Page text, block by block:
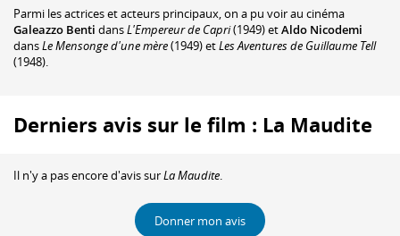
Parmi les actrices et acteurs principaux, on a pu voir au cinéma
Galeazzo Benti dansL'Empereur de Capri(1949) etAldo Nicodemi
dansLe Mensonge d'une mère(1949) etLes Aventures de Guillaume Tell
(1948).
Derniers avis sur le film : La Maudite
Il n'y a pas encore d'avis surLa Maudite.
Donner mon avis